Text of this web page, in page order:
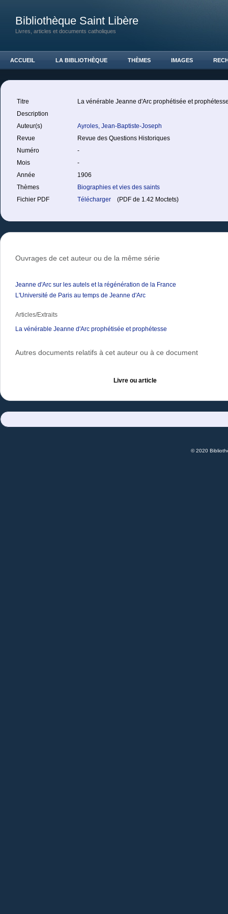
Bibliothèque Saint Libère
Livres, articles et documents catholiques
ACCUEIL LA BIBLIOTHÈQUE THÈMES IMAGES
Titre
La vénérable Jeanne d'Arc prophétisée et
Description
Auteur(s)
Ayroles, Jean-Baptiste-Joseph
Revue
Revue des Questions Historiques
Numéro
-
Mois
-
Année
1906
Thèmes
Biographies et vies des saints
Fichier PDF
Télécharger (PDF de 1.42 Moctets)
Ouvrages de cet auteur ou de la même série
Jeanne d'Arc sur les autels et la régénération de la France
L'Université de Paris au temps de Jeanne d'Arc
Articles/Extraits
La vénérable Jeanne d'Arc prophétisée et prophétesse
Autres documents relatifs à cet auteur ou à ce document
Livre ou article
© 2020